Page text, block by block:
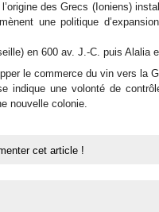
des Grecs (Ioniens)
une politique
en 600 av. J.-C. puis Alalia
le commerce du vin vers la
indique une volonté de
nouvelle colonie.
cet article !